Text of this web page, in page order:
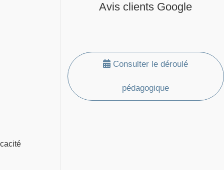
Avis clients Google
Consulter le déroulé
pédagogique